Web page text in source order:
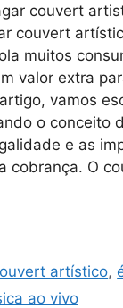
couvert
couvert
muitos
valor extra
vamos
o conceito
e as
cobrança. O
artístico,
ao vivo